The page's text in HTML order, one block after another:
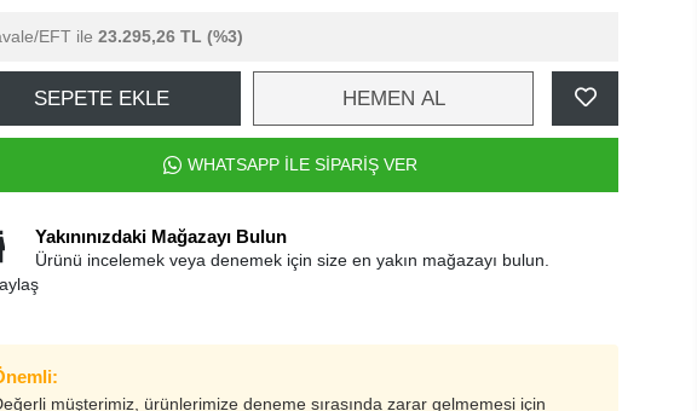
EFT ile 23.295,26 TL (%3)
SEPETE EKLE HEMEN AL
WHATSAPP İLE SİPARİŞ VER
Yakınınızdaki Mağazayı Bulun
Ürünü incelemek veya denemek için size en yakın mağazayı bulun.
müşterimiz, ürünlerimize deneme sırasında zarar gelmemesi için